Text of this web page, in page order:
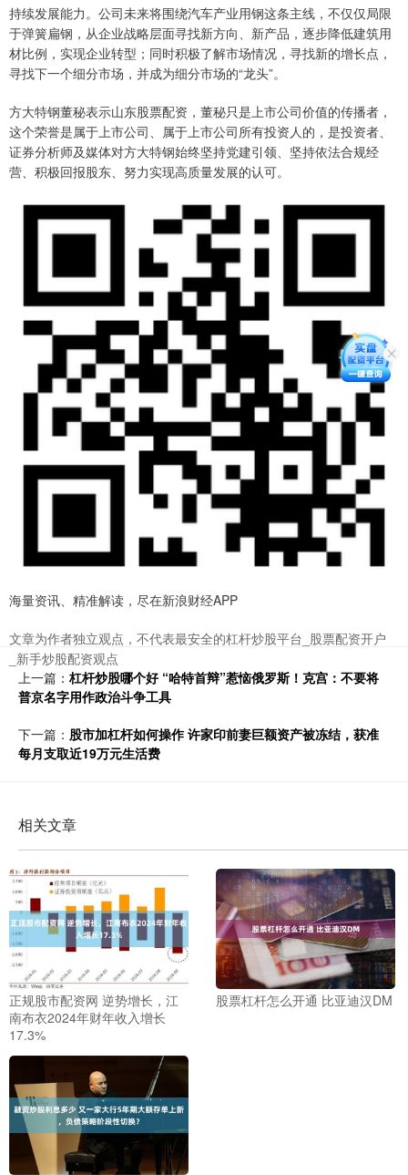
持续发展能力。公司未来将围绕汽车产业用钢这条主线，不仅仅局限
于弹簧扁钢，从企业战略层面寻找新方向、新产品，逐步降低建筑用
材比例，实现企业转型；同时积极了解市场情况，寻找新的增长点，
寻找下一个细分市场，并成为细分市场的“龙头”。
方大特钢董秘表示山东股票配资，董秘只是上市公司价值的传播者，
这个荣誉是属于上市公司、属于上市公司所有投资人的，是投资者、
证券分析师及媒体对方大特钢始终坚持党建引领、坚持依法合规经
营、积极回报股东、努力实现高质量发展的认可。
海量资讯、精准解读，尽在新浪财经APP
文章为作者独立观点，不代表最安全的杠杆炒股平台_股票配资开户
_新手炒股配资观点
上一篇： 杠杆炒股哪个好 “哈特首辩”惹恼俄罗斯！克宫：不要将
普京名字用作政治斗争工具
下一篇： 股市加杠杆如何操作 许家印前妻巨额资产被冻结，获准
每月支取近19万元生活费
相关文章
正规股市配资网 逆势增长，江
南布衣2024年财年收入增长
17.3%
股票杠杆怎么开通 比亚迪汉DM